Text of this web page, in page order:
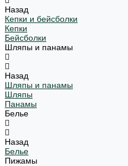
Назад
Кепки и бейсболки
Кепки
Бейсболки
Шляпы и панамы
Назад
Шляпы и панамы
Шляпы
Панамы
Белье
Назад
Белье
Пижамы